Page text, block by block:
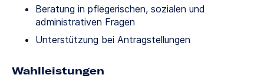
Beratung in pflegerischen, sozialen und
administrativen Fragen
Unterstützung bei Antragstellungen
Wahlleistungen